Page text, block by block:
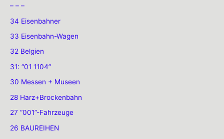
– – –
34 Eisenbahner
33 Eisenbahn-Wagen
32 Belgien
31: “01 1104”
30 Messen + Museen
28 Harz+Brockenbahn
27 “001”-Fahrzeuge
26 BAUREIHEN